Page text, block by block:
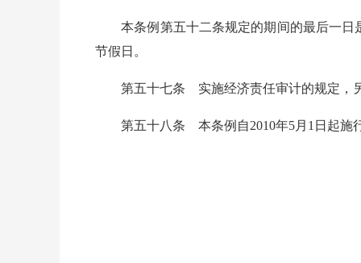
本条例第五十二条规定的期间的最后一日
节假日。
第五十七条 实施经济责任审计的规定，
第五十八条 本条例自2010年5月1日起施